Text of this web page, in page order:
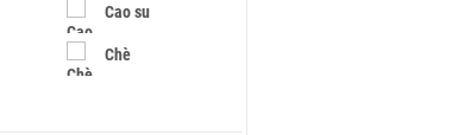
Cao su
Chè